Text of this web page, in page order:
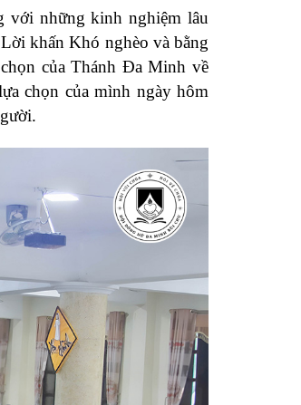
với những kinh nghiệm lâu
khấn Khó nghèo và bằng
của Thánh Đa Minh về
chọn của mình ngày hôm